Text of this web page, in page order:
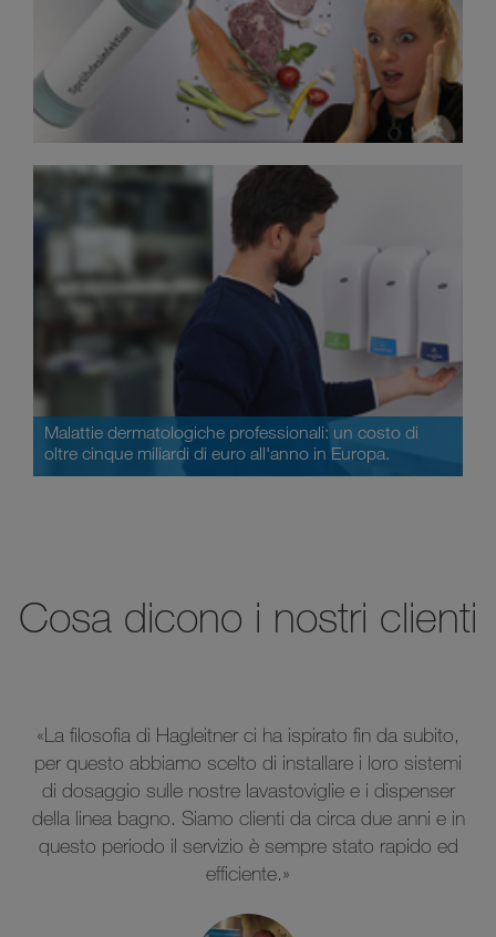
Malattie dermatologiche professionali: un costo di
oltre cinque miliardi di euro all'anno in Europa.
Cosa dicono i nostri clienti
«La filosofia di Hagleitner ci ha ispirato fin da subito,
per questo abbiamo scelto di installare i loro sistemi
di dosaggio sulle nostre lavastoviglie e i dispenser
della linea bagno. Siamo clienti da circa due anni e in
questo periodo il servizio è sempre stato rapido ed
efficiente.»